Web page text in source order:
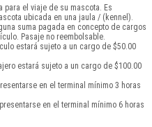
para el viaje de su mascota. Es
ubicada en una jaula / (kennel).
suma pagada en concepto de cargos
Pasaje no reembolsable.
estará sujeto a un cargo de $50.00
estará sujeto a un cargo de $100.00
en el terminal mínimo 3 horas
en el terminal mínimo 6 horas